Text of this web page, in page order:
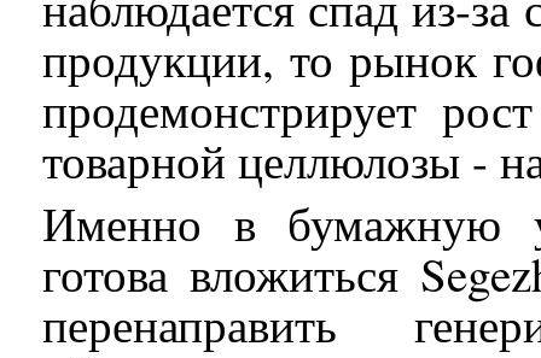
продукции, то рынок
продемонстрирует
товарной целлюлозы -
Именно в бумажную
готова вложиться
перенаправить